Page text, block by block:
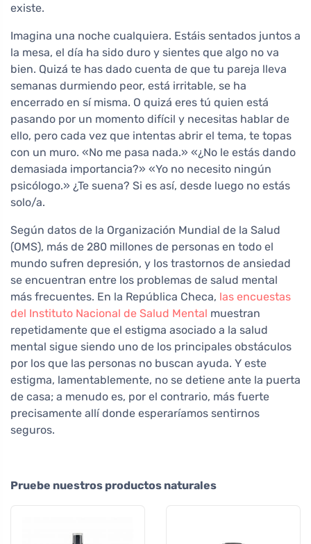
existe.
Imagina una noche cualquiera. Estáis sentados juntos a
la mesa, el día ha sido duro y sientes que algo no va
bien. Quizá te has dado cuenta de que tu pareja lleva
semanas durmiendo peor, está irritable, se ha
encerrado en sí misma. O quizá eres tú quien está
pasando por un momento difícil y necesitas hablar de
ello, pero cada vez que intentas abrir el tema, te topas
con un muro. «No me pasa nada.» «¿No le estás dando
demasiada importancia?» «Yo no necesito ningún
psicólogo.» ¿Te suena? Si es así, desde luego no estás
solo/a.
Según datos de la Organización Mundial de la Salud
(OMS), más de 280 millones de personas en todo el
mundo sufren depresión, y los trastornos de ansiedad
se encuentran entre los problemas de salud mental
más frecuentes. En la República Checa, las encuestas
del Instituto Nacional de Salud Mental muestran
repetidamente que el estigma asociado a la salud
mental sigue siendo uno de los principales obstáculos
por los que las personas no buscan ayuda. Y este
estigma, lamentablemente, no se detiene ante la puerta
de casa; a menudo es, por el contrario, más fuerte
precisamente allí donde esperaríamos sentirnos
seguros.
Pruebe nuestros productos naturales